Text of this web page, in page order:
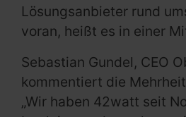
Lösungsanbieter rund
voran, heißt es in einer
Sebastian Gundel, CEO
kommentiert die
„Wir haben 42watt seit